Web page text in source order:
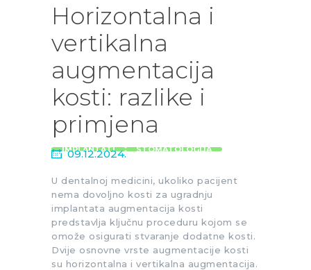
Horizontalna i
vertikalna
augmentacija
kosti: razlike i
primjena
IMPLANTATI STOMATOLOGIJA
09.12.2024.
U dentalnoj medicini, ukoliko pacijent
nema dovoljno kosti za ugradnju
implantata augmentacija kosti
predstavlja ključnu proceduru kojom se
omože osigurati stvaranje dodatne kosti.
Dvije osnovne vrste augmentacije kosti
su horizontalna i vertikalna augmentacija.